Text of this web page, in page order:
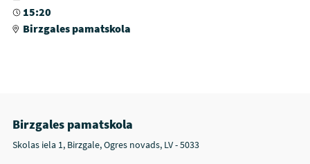
15:20
Birzgales pamatskola
Birzgales pamatskola
Skolas iela 1, Birzgale, Ogres novads, LV - 5033